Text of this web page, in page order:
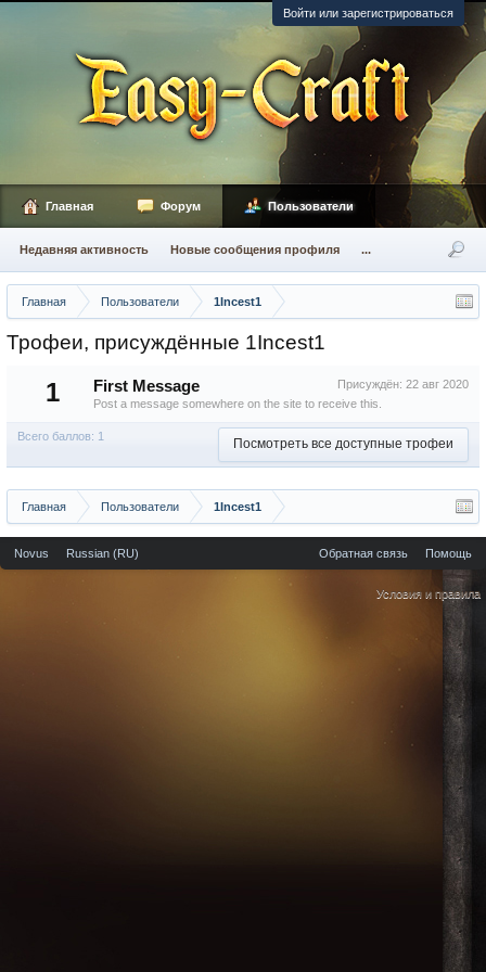
Войти или зарегистрироваться
Главная Пользователи 1Incest1
Трофеи, присуждённые 1Incest1
1 Присуждён: 22 авг 2020
First Message
Post a message somewhere on the site to receive this.
Всего баллов: 1 Посмотреть все доступные трофеи
Главная Пользователи 1Incest1
Главная Форум Пользователи
Недавняя активность Новые сообщения профиля ...
Novus Russian (RU) Обратная связь Помощь
Условия и правила